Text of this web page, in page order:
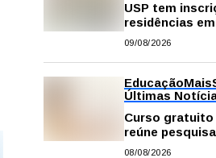
USP tem
residências
profissionais
09/08/2026
EducaçãoMais
Últimas
Curso gratuito
reúne
USP; veja como
08/08/2026